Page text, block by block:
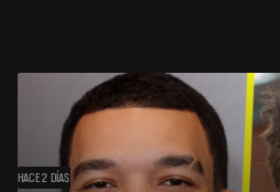
HACE 2 DÍAS